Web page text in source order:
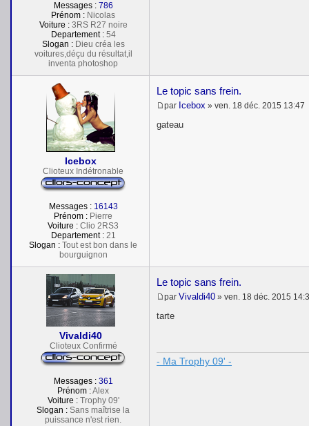
Messages : 786
Prénom : Nicolas
Voiture :3RS R27 noire
Departement :54
Slogan :Dieu créa les
voitures,déçu du résultat,il
inventa photoshop
Icebox
Clioteux Indétronable
Messages : 16143
Prénom : Pierre
Voiture : Clio 2RS3
Departement :21
Slogan : Tout est bon dans le
bourguignon
Le topic sans frein.
M
e
par Icebox » ven. 18 déc. 2015 13:47
gateau
Vivaldi40
Clioteux Confirmé
Messages : 361
Prénom :Alex
Voiture :Trophy 09'
Slogan : Sans maîtrise la
puissance n'est rien.
Le topic sans frein.
M
e
g
e
par Vivaldi40 » ven. 18 déc. 2015
tarte
- Ma Trophy 09' -